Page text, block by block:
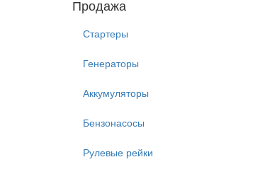
Продажа
Стартеры
Генераторы
Аккумуляторы
Бензонасосы
Рулевые рейки